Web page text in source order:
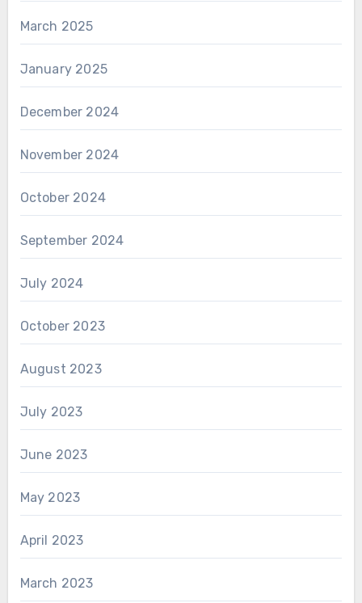
March 2025
January 2025
December 2024
November 2024
October 2024
September 2024
July 2024
October 2023
August 2023
July 2023
June 2023
May 2023
April 2023
March 2023